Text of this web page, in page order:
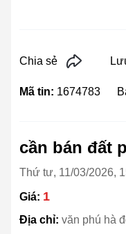
Chia sẻ
Mã tin: 1674783
cần bán đất
Thứ tư, 11/03/2026,
Giá: 1
Địa chỉ: văn phú hà